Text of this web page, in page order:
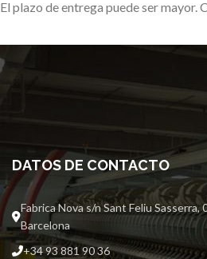
El plazo de entrega puede ser mayor.
DATOS DE CONTACTO
Fabrica Nova s/n Sant Feliu Sasserra,
Barcelona
+34 93 881 90 36